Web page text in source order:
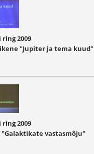
2009
"Jupiter ja tema kuud"
2009
"Galaktikate vastasmõju"